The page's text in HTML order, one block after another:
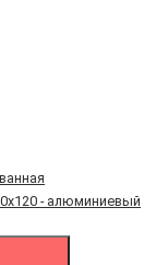
- алюминиевый